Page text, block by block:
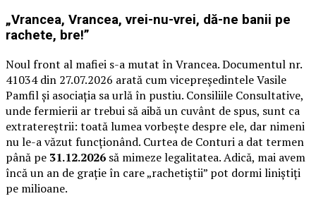
„Vrancea, Vrancea, vrei-nu-vrei, dă-ne banii pe
rachete, bre!”
Noul front al mafiei s-a mutat în Vrancea. Documentul nr.
41034 din 27.07.2026 arată cum vicepreședintele Vasile
Pamfil și asociația sa urlă în pustiu. Consiliile Consultative,
unde fermierii ar trebui să aibă un cuvânt de spus, sunt ca
extratereștrii: toată lumea vorbește despre ele, dar nimeni
nu le-a văzut funcționând. Curtea de Conturi a dat termen
până pe 31.12.2026 să mimeze legalitatea. Adică, mai avem
încă un an de grație în care „rachetiștii” pot dormi liniștiți
pe milioane.